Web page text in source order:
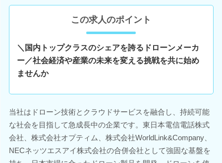
この求人のポイント
＼国内トップクラスのシェアを誇るドローンメーカ
ー／社会経済や産業の未来を変える挑戦を共に始め
ませんか
当社はドローン技術とクラウドサービスを融合し、持続可能
な社会を目指して急成長中の企業です。東日本電信電話株式
会社、株式会社オプティム、株式会社WorldLink&Company、
NECネッツエスアイ株式会社の合併会社として強固な基盤を